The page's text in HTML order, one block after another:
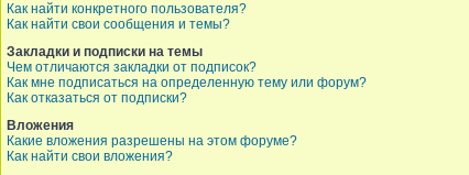
Как найти конкретного пользователя?
Как найти свои сообщения и темы?
Закладки и подписки на темы
Чем отличаются закладки от подписок?
Как мне подписаться на определенную тему или форум?
Как отказаться от подписки?
Вложения
Какие вложения разрешены на этом форуме?
Как найти свои вложения?